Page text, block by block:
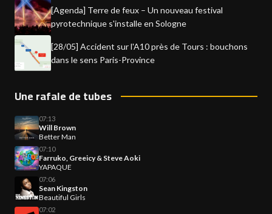
[Agenda] Terre de feux – Un nouveau festival
pyrotechnique s'installe en Sologne
[28/05] Accident sur l'A10 près de Tours : bouchons
dans le sens Paris-Province
Une rafale de tubes
07:13
Will Brown
Better Man
07:10
Farruko, Greeicy & Steve Aoki
YAPAQUE
07:06
Sean Kingston
Beautiful Girls
07:02